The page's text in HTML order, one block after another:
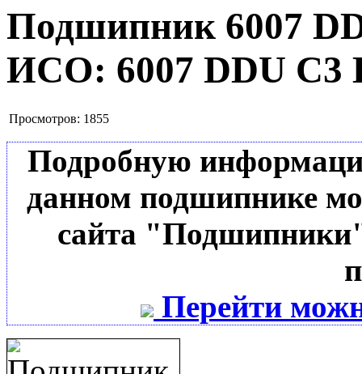
Подшипник 6007
ИСО: 6007 DDU C3
Просмотров: 1855
Подробную
данном подшипнике
сайта
Перейти